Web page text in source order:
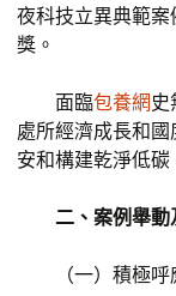
夜科技立異典範案
獎。
面臨包養網
處所經濟成長和
安和構建乾淨低碳
二、案例舉動
（一）積極